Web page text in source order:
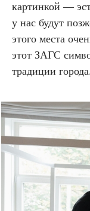
картинкой —
у нас будут
этого места
этот ЗАГС
традиции